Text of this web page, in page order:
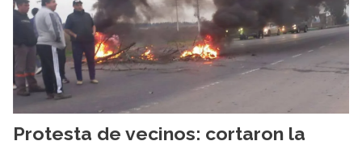
Protesta de vecinos: cortaron la